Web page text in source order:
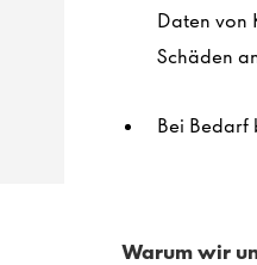
Daten von
Schäden
Bei Bedarf
Warum wir